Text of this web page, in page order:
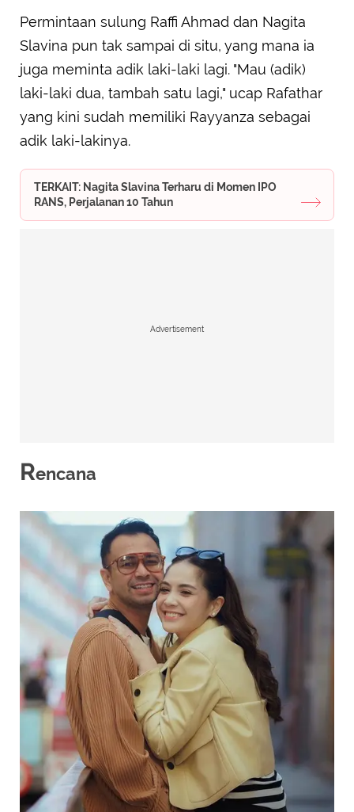
Permintaan sulung Raffi Ahmad dan Nagita
Slavina pun tak sampai di situ, yang mana ia
juga meminta adik laki-laki lagi. "Mau (adik)
laki-laki dua, tambah satu lagi," ucap Rafathar
yang kini sudah memiliki Rayyanza sebagai
adik laki-lakinya.
TERKAIT: Nagita Slavina Terharu di Momen IPO
RANS, Perjalanan 10 Tahun
Advertisement
Rencana